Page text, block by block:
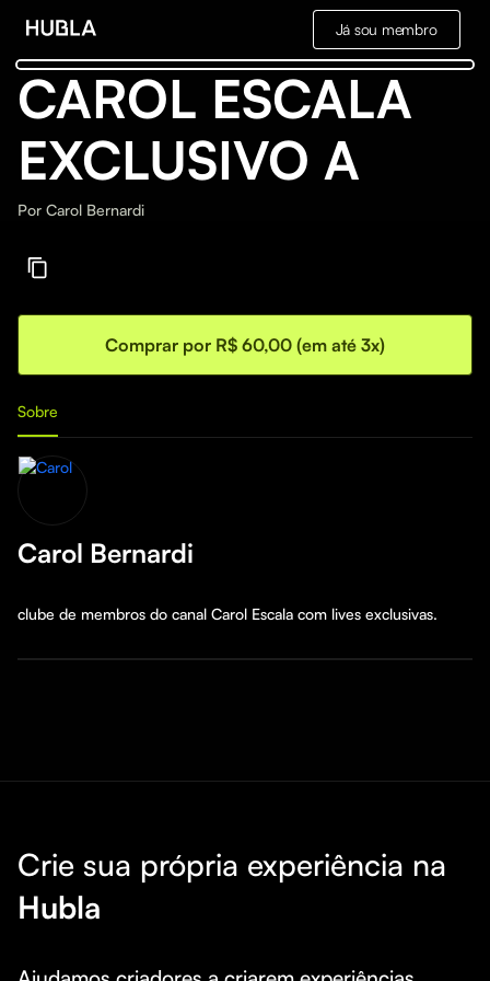
Já sou membro
CAROL ESCALA
EXCLUSIVO A
Por Carol Bernardi
Comprar por R$ 60,00 (em até 3x)
Sobre
Carol Bernardi
clube de membros do canal Carol Escala com lives exclusivas.
Crie sua própria experiência na
Hubla